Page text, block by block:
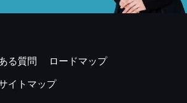
る質問
ロードマップ
イトマップ